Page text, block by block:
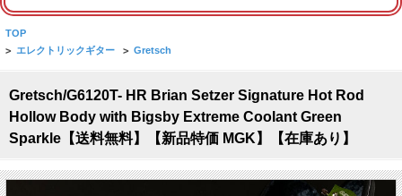
TOP
> エレクトリックギター > Gretsch
Gretsch/G6120T- HR Brian Setzer Signature Hot Rod
Hollow Body with Bigsby Extreme Coolant Green
Sparkle【送料無料】【新品特価 MGK】【在庫あり】